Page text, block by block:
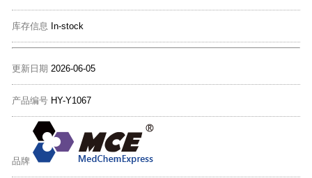
库存信息 In-stock
更新日期 2026-06-05
产品编号 HY-Y1067
品牌